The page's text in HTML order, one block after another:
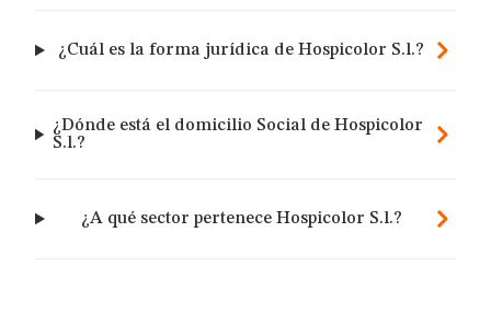
¿Cuál es la forma jurídica de Hospicolor S.l.?
¿Dónde está el domicilio Social de Hospicolor
S.l.?
¿A qué sector pertenece Hospicolor S.l.?